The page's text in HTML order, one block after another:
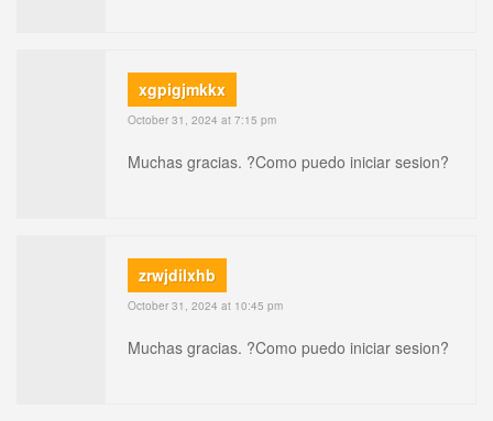
xgpigjmkkx
October 31, 2024 at 7:15 pm
Muchas gracias. ?Como puedo iniciar sesion?
zrwjdilxhb
October 31, 2024 at 10:45 pm
Muchas gracias. ?Como puedo iniciar sesion?